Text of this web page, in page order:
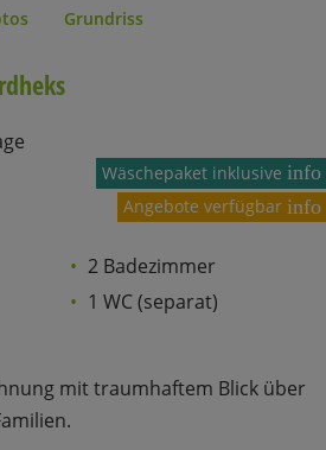
Grundriss
Wäschepaket inklusiveinfo
Angebote verfügbar info
2 Badezimmer
1 WC (separat)
mit traumhaftem Blick über